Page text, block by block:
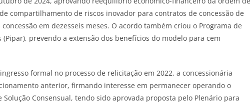
compartilhamento de riscos inovador para contratos de concessão de
em dezesseis meses. O acordo também criou o Programa de
prevendo a extensão dos benefícios do modelo para cem
formal no processo de relicitação em 2022, a concessionária
anterior, firmando interesse em permanecer operando o
Consensual, tendo sido aprovada proposta pelo Plenário para